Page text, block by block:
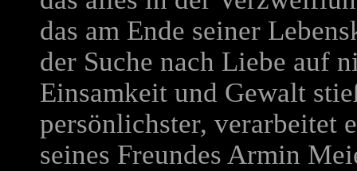
das am Ende seiner
der Suche nach Liebe auf
Einsamkeit und Gewalt
persönlichster, verarbeitet
seines Freundes Armin